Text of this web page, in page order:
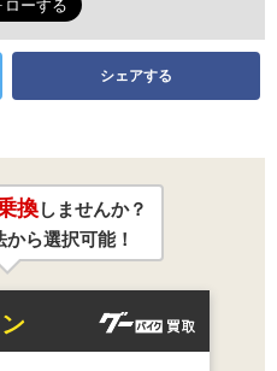
シェアする
換しませんか？
から選択可能！